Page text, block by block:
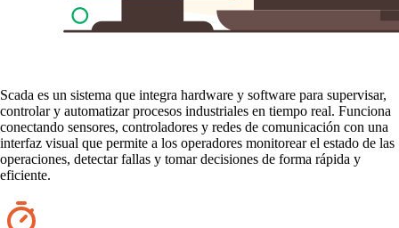
Scada es un sistema que integra hardware y software para supervisar,
controlar y automatizar procesos industriales en tiempo real. Funciona
conectando sensores, controladores y redes de comunicación con una
interfaz visual que permite a los operadores monitorear el estado de las
operaciones, detectar fallas y tomar decisiones de forma rápida y
eficiente.